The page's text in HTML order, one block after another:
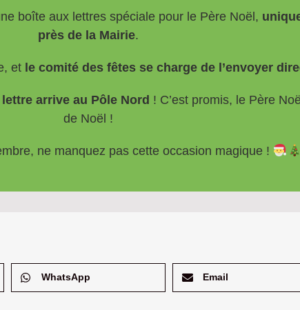
boîte aux lettres spéciale pour le Père Noël,
près de la Mairie.
et le comité des fêtes se charge de l’envoyer
arrive au Pôle Nord ! C’est promis, le Père
de Noël !
ne manquez pas cette occasion magique !
WhatsApp Email